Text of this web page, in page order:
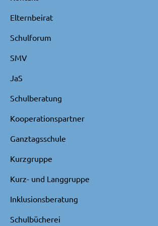
Elternbeirat
Schulforum
SMV
JaS
Schulberatung
Kooperationspartner
Ganztagsschule
Kurzgruppe
Kurz- und Langgruppe
Inklusionsberatung
Schulbücherei